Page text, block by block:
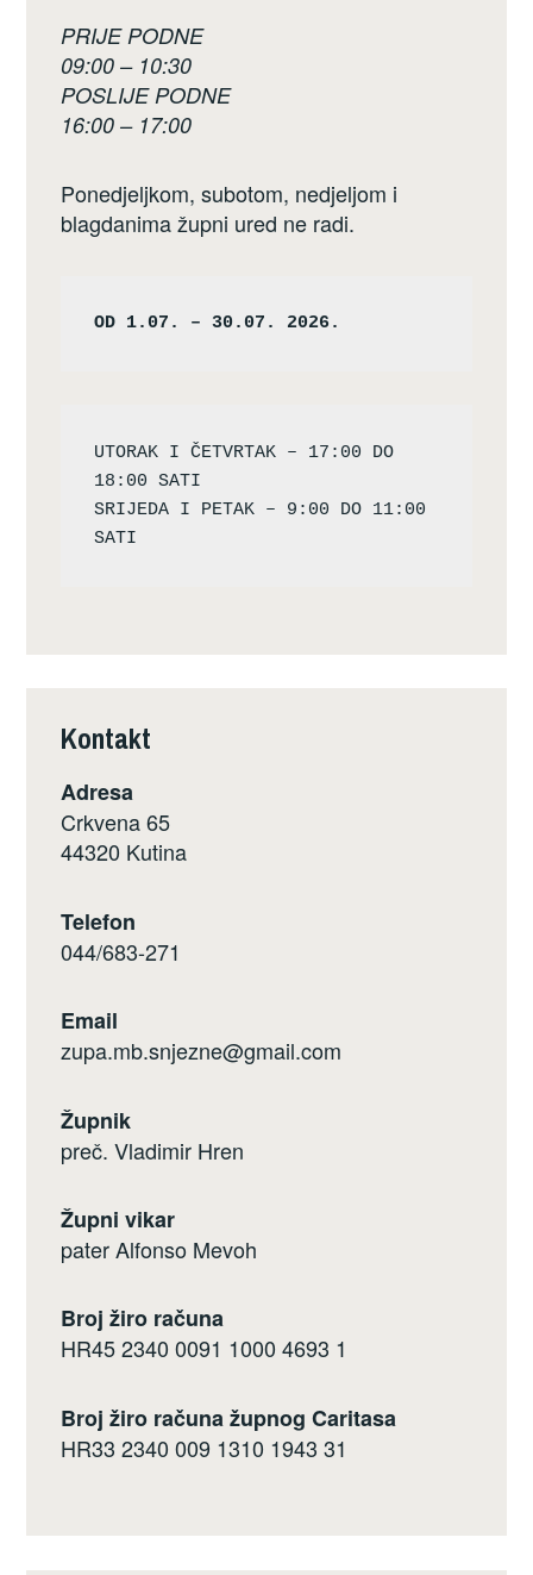
PRIJE PODNE
09:00 – 10:30
POSLIJE PODNE
16:00 – 17:00
Ponedjeljkom, subotom, nedjeljom i
blagdanima župni ured ne radi.
OD 1.07. – 30.07. 2026.
UTORAK I ČETVRTAK – 17:00 DO
18:00 SATI
SRIJEDA I PETAK – 9:00 DO 11:00
Kontakt
Adresa
Crkvena 65
44320 Kutina
Telefon
044/683-271
Email
zupa.mb.snjezne@gmail.com
Župnik
preč. Vladimir Hren
Župni vikar
pater Alfonso Mevoh
Broj žiro računa
HR45 2340 0091 1000 4693 1
Broj žiro računa župnog Caritasa
HR33 2340 009 1310 1943 31